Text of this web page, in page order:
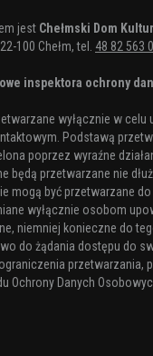
jest Chełmski Dom
100 Chełm, tel. 48 82 563
inspektora ochrony
wyłącznie w
Podstawą
poprzez wyraźne
będą przetwarzane nie
mogą być przetwarzane
wyłącznie osobom
niemniej konieczne do
do żądania dostępu do
przetwarzania,
Ochrony Danych